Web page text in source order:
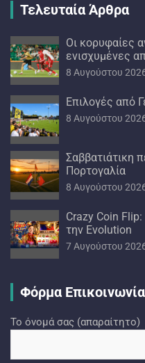
Τελευταία Άρθρα
Oι κορυφαίες
ενισχυμένες
8 Αυγούστου
Επιλογές από
8 Αυγούστου
Σαββατιάτικη
Πορτογαλία
8 Αυγούστου
Crazy Coin
την Evolution
7 Αυγούστου
Φόρμα
Το όνομά σας (απαραίτητο)